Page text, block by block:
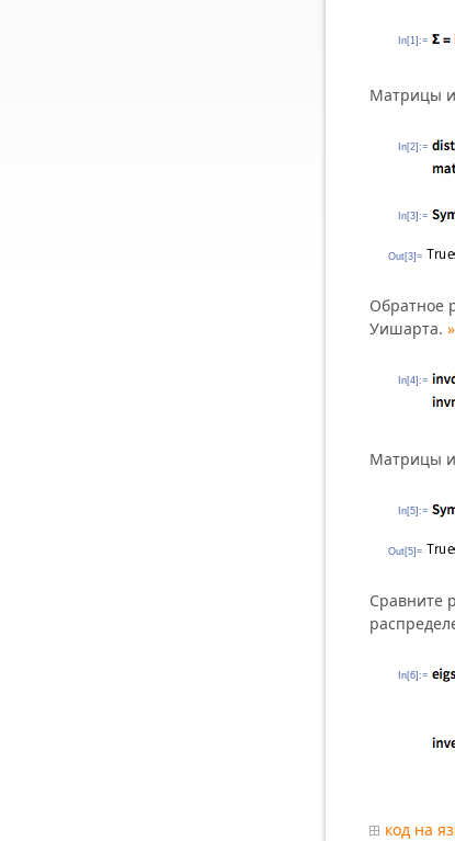
In[1]:=
Матрицы
In[2]:=
In[3]:=
Out[3]=
Обратное
Уишарта. »
In[4]:=
Матрицы
In[5]:=
Out[5]=
Сравните
In[6]:=
код на